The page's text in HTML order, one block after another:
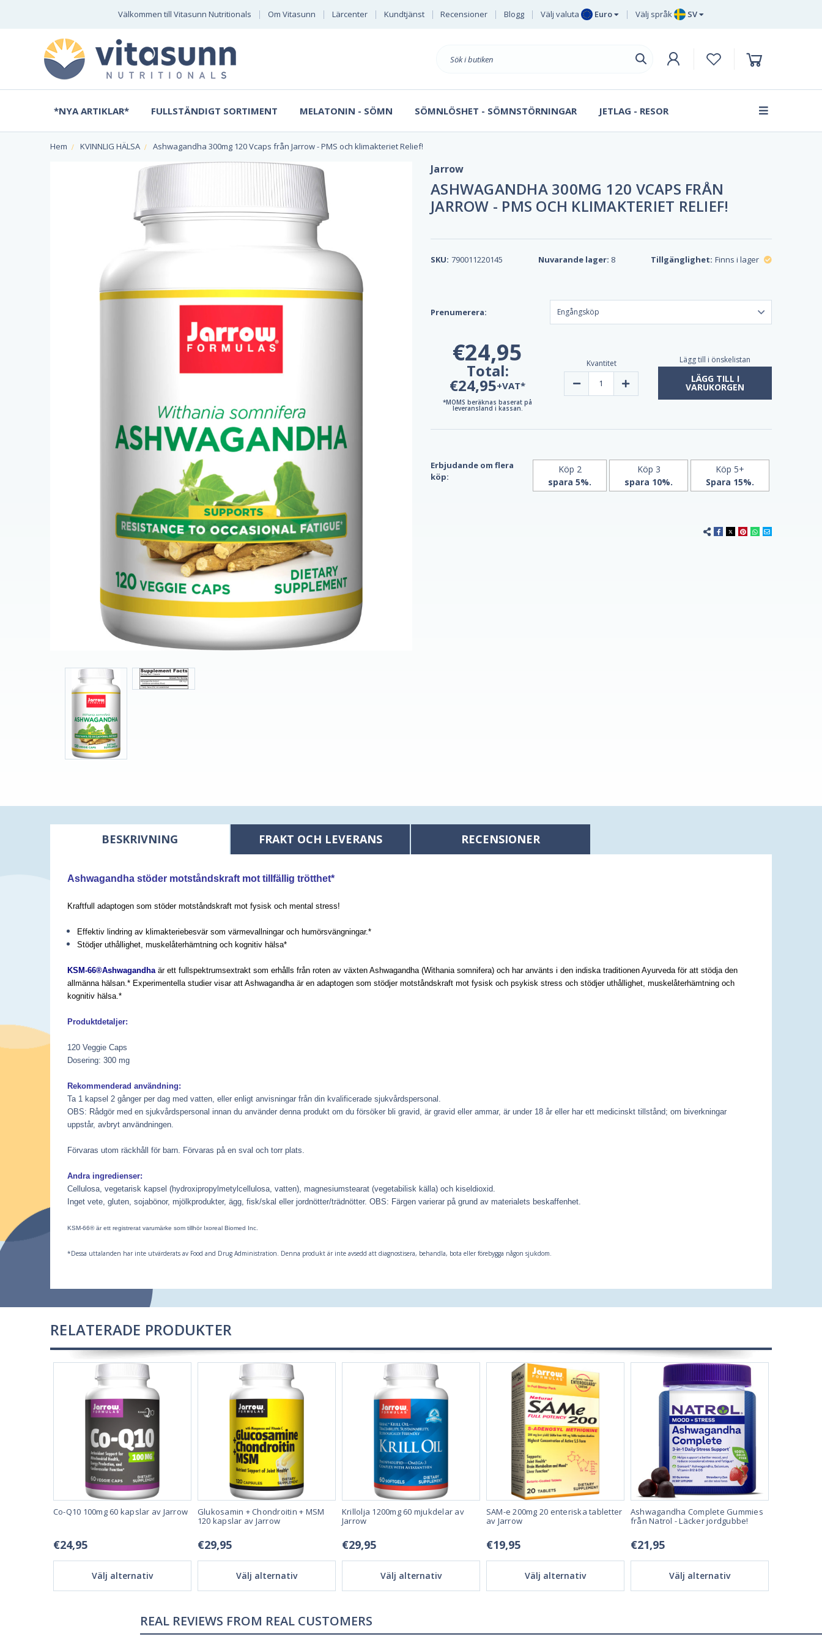
Välkommen till Vitasunn Nutritionals Om Vitasunn Lärcenter Kundtjänst Recensioner Blogg Välj valuta Euro
Svenska
kronan
Välj språk SV
FR
Sök
*NYA ARTIKLAR* FULLSTÄNDIGT SORTIMENT MELATONIN - SÖMN SÖMNLÖSHET - SÖMNSTÖRNINGAR JETLAG - RESOR
Hem KVINNLIG HÄLSA Ashwagandha 300mg 120 Vcaps från Jarrow - PMS och klimakteriet Relief!
ASHWAGANDHA 300MG 120 VCAPS FRÅN
JARROW - PMS OCH KLIMAKTERIET RELIEF!
Jarrow
SKU: 790011220145 Nuvarande lager: 8 Tillgänglighet: Finns i lager
Prenumerera:
€24,95
Total:
€24,95+VAT*
*MOMS beräknas baserat på
leveransland i kassan.
Kvantitet
Minska
mg
Jarrow
-
PMS
och
klimakterielindring!
Öka
mg
Jarrow
PMS
och
klimakterielindring!
Lägg till i önskelistan
LÄGG TILL I
VARUKORGEN
Erbjudande om flera
köp:
Köp 2
spara 5%.
Köp 3
spara 10%.
Köp 5+
Spara 15%.
BESKRIVNING FRAKT OCH LEVERANS RECENSIONER
Ashwagandha stöder motståndskraft mot tillfällig trötthet*
Kraftfull adaptogen som stöder motståndskraft mot fysisk och mental stress!
Effektiv lindring av klimakteriebesvär som värmevallningar och humörsvängningar.*
Stödjer uthållighet, muskelåterhämtning och kognitiv hälsa*
KSM-66®Ashwagandha är ett fullspektrumsextrakt som erhålls från roten av växten Ashwagandha (Withania somnifera) och har använts i den indiska traditionen Ayurveda för att stödja den
allmänna hälsan.* Experimentella studier visar att Ashwagandha är en adaptogen som stödjer motståndskraft mot fysisk och psykisk stress och stödjer uthållighet, muskelåterhämtning och
kognitiv hälsa.*
Produktdetaljer:
120 Veggie Caps
Dosering: 300 mg
Rekommenderad användning:
Ta 1 kapsel 2 gånger per dag med vatten, eller enligt anvisningar från din kvalificerade sjukvårdspersonal.
OBS: Rådgör med en sjukvårdspersonal innan du använder denna produkt om du försöker bli gravid, är gravid eller ammar, är under 18 år eller har ett medicinskt tillstånd; om biverkningar
uppstår, avbryt användningen.
Förvaras utom räckhåll för barn. Förvaras på en sval och torr plats.
Andra ingredienser:
Cellulosa, vegetarisk kapsel (hydroxipropylmetylcellulosa, vatten), magnesiumstearat (vegetabilisk källa) och kiseldioxid.
Inget vete, gluten, sojabönor, mjölkprodukter, ägg, fisk/skal eller jordnötter/trädnötter. OBS: Färgen varierar på grund av materialets beskaffenhet.
KSM-66® är ett registrerat varumärke som tillhör Ixoreal Biomed Inc.
*Dessa uttalanden har inte utvärderats av Food and Drug Administration. Denna produkt är inte avsedd att diagnostisera, behandla, bota eller förebygga någon sjukdom.
RELATERADE PRODUKTER
Co-Q10 100mg 60 kapslar av Jarrow
€24,95
Välj alternativ
Glukosamin + Chondroitin + MSM
120 kapslar av Jarrow
€29,95
Välj alternativ
Krillolja 1200mg 60 mjukdelar av
Jarrow
€29,95
Välj alternativ
SAM-e 200mg 20 enteriska tabletter
av Jarrow
€19,95
Välj alternativ
Ashwagandha Complete Gummies
från Natrol - Läcker jordgubbe!
€21,95
Välj alternativ
REAL REVIEWS FROM REAL CUSTOMERS